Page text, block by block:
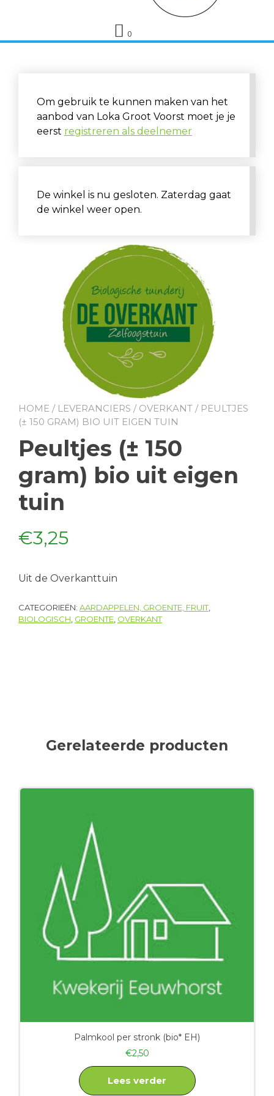
0
Om gebruik te kunnen maken van het
aanbod van Loka Groot Voorst moet je je
eerst registreren als deelnemer
De winkel is nu gesloten. Zaterdag gaat
de winkel weer open.
HOME / LEVERANCIERS / OVERKANT / PEULTJES
(± 150 GRAM) BIO UIT EIGEN TUIN
Peultjes (± 150
gram) bio uit eigen
tuin
€3,25
Uit de Overkanttuin
CATEGORIEËN: AARDAPPELEN, GROENTE, FRUIT,
BIOLOGISCH GROENTE OVERKANT
Gerelateerde producten
Palmkool per stronk (bio* EH)
€2,50
Lees verder